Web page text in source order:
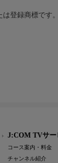
登録商標です。
J:COM TVサー
コース案内・料金
チャンネル紹介